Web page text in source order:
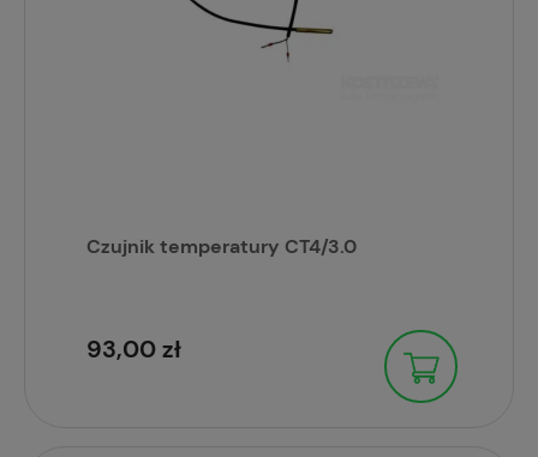
Czujnik temperatury CT4/3.0
93,00 zł